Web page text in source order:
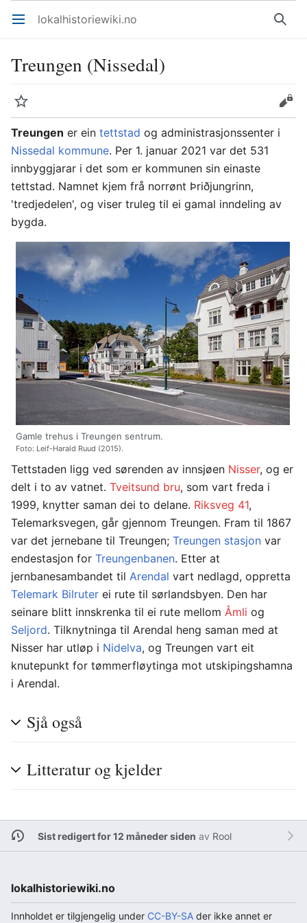
Åpne hovedmenyen lokalhistoriewiki.no Søk
Treungen (Nissedal)
Overvåk
Rediger
Treungen er ein tettstad og administrasjonssenter i
Nissedal kommune. Per 1. januar 2021 var det 531
innbyggjarar i det som er kommunen sin einaste
tettstad. Namnet kjem frå norrønt Þriðjungrinn,
'tredjedelen', og viser truleg til ei gamal inndeling av
bygda.
Gamle trehus i Treungen sentrum.
Foto: Leif-Harald Ruud (2015).
Tettstaden ligg ved sørenden av innsjøen Nisser, og er
delt i to av vatnet. Tveitsund bru, som vart freda i
1999, knytter saman dei to delane. Riksveg 41,
Telemarksvegen, går gjennom Treungen. Fram til 1867
var det jernebane til Treungen; Treungen stasjon var
endestasjon for Treungenbanen. Etter at
jernbanesambandet til Arendal vart nedlagd, oppretta
Telemark Bilruter ei rute til sørlandsbyen. Den har
seinare blitt innskrenka til ei rute mellom Åmli og
Seljord. Tilknytninga til Arendal heng saman med at
Nisser har utløp i Nidelva, og Treungen vart eit
knutepunkt for tømmerfløytinga mot utskipingshamna
i Arendal.
Sjå også
Litteratur og kjelder
Sist redigert for 12 måneder siden av Rool
lokalhistoriewiki.no
Innholdet er tilgjengelig under CC-BY-SA der ikke annet er